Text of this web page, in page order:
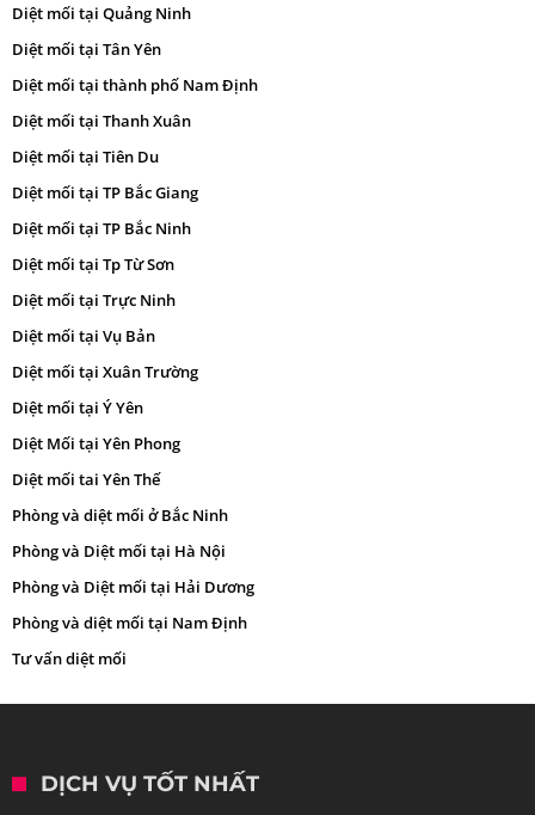
Diệt mối tại Quảng Ninh
Diệt mối tại Tân Yên
Diệt mối tại thành phố Nam Định
Diệt mối tại Thanh Xuân
Diệt mối tại Tiên Du
Diệt mối tại TP Bắc Giang
Diệt mối tại TP Bắc Ninh
Diệt mối tại Tp Từ Sơn
Diệt mối tại Trực Ninh
Diệt mối tại Vụ Bản
Diệt mối tại Xuân Trường
Diệt mối tại Ý Yên
Diệt Mối tại Yên Phong
Diệt mối tai Yên Thế
Phòng và diệt mối ở Bắc Ninh
Phòng và Diệt mối tại Hà Nội
Phòng và Diệt mối tại Hải Dương
Phòng và diệt mối tại Nam Định
Tư vấn diệt mối
DỊCH VỤ TỐT NHẤT